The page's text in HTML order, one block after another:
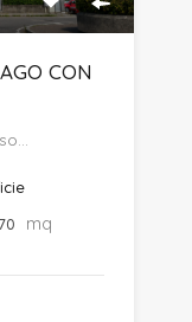
CON
mq